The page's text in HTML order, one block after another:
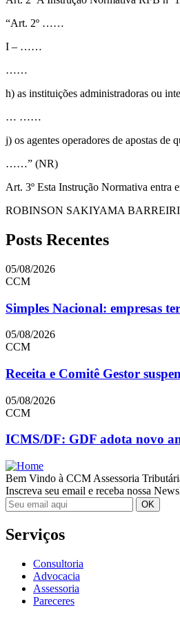
“Art. 2º ……
I – ……
……
h) as instituições administradoras ou
… ……
j) os agentes operadores de apostas de
……” (NR)
Art. 3º Esta Instrução Normativa entra
ROBINSON SAKIYAMA
Posts Recentes
05/08/2026
CCM
Simples Nacional: empresas
05/08/2026
CCM
Receita e Comitê Gestor
05/08/2026
CCM
ICMS/DF: GDF adota novo
Bem Vindo à CCM Assessoria
Inscreva seu email e receba nossa
Serviços
Consultoria
Advocacia
Assessoria
Pareceres